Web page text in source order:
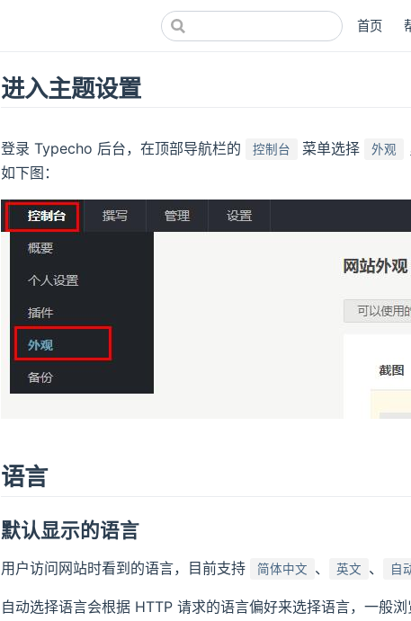
首页
进入主题设置
登录 Typecho 后台，在顶部导航栏的 控制台 菜单选择 外观
如下图：
语言
默认显示的语言
用户访问网站时看到的语言，目前支持 简体中文 、 英文 、 自
自动选择语言会根据 HTTP 请求的语言偏好来选择语言，一般